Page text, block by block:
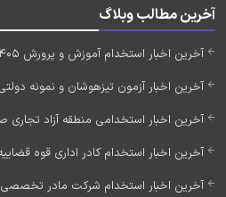
آخرین مطالب وبلاگ
آخرین اخبار استخدام آموزش و پرورش 1405 (به زودی)
آخرین اخبار آزمون تیزهوشان و نمونه
آخرین اخبار استخدامی منطقه آزاد تجاری
آخرین اخبار استخدام کادر اداری قوه قضاییه 1405 (به